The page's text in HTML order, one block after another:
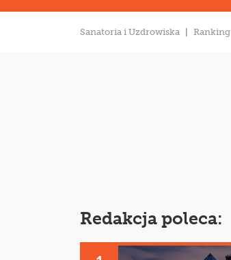
Sanatoria i Uzdrowiska Ranking
Redakcja poleca: